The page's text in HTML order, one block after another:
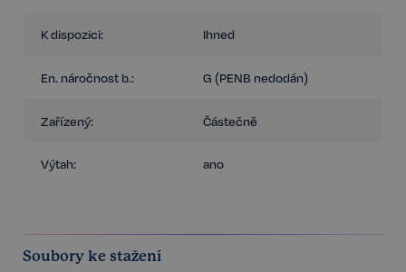
K dispozici: Ihned
En. náročnost b.: G (PENB nedodán)
Zařízený: Částečně
Výtah: ano
Soubory ke stažení